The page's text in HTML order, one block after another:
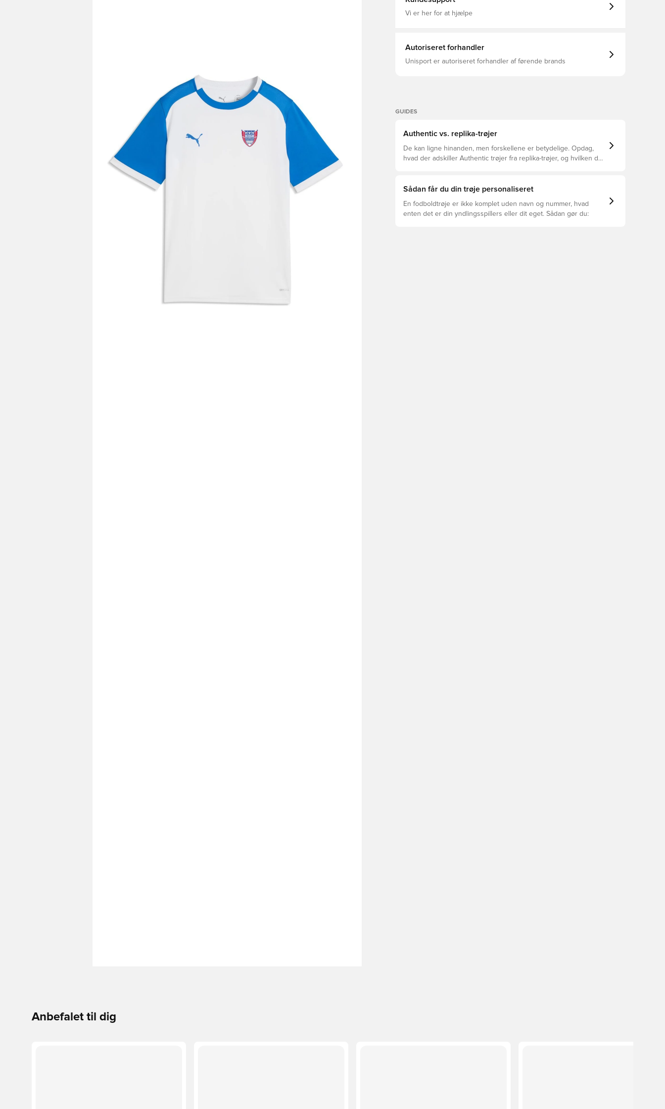
Vi er her for at hjælpe
Autoriseret forhandler
Unisport er autoriseret forhandler af førende brands
GUIDES
Authentic vs. replika-trøjer
De kan ligne hinanden, men forskellene er betydelige. Opdag,
hvad der adskiller Authentic trøjer fra replika-trøjer, og hvilken der
Sådan får du din trøje personaliseret
En fodboldtrøje er ikke komplet uden navn og nummer, hvad
enten det er din yndlingsspillers eller dit eget. Sådan gør du:
Anbefalet til dig